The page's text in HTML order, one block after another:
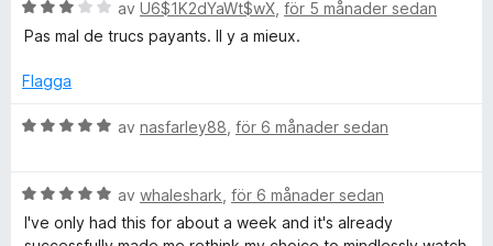
T
m
e
5
t
5
v
B
e
y
s
t
3
av U6$1K2dYaWt$wX för 5 månader sedan
Pas mal de trucs payants. Il y a mieux.
Flagga
B
y
g
s
av nasfarley88 för 6 månader sedan
B
e
t
av whaleshark för 6 månader sedan
I've only had this for about a week and it's already